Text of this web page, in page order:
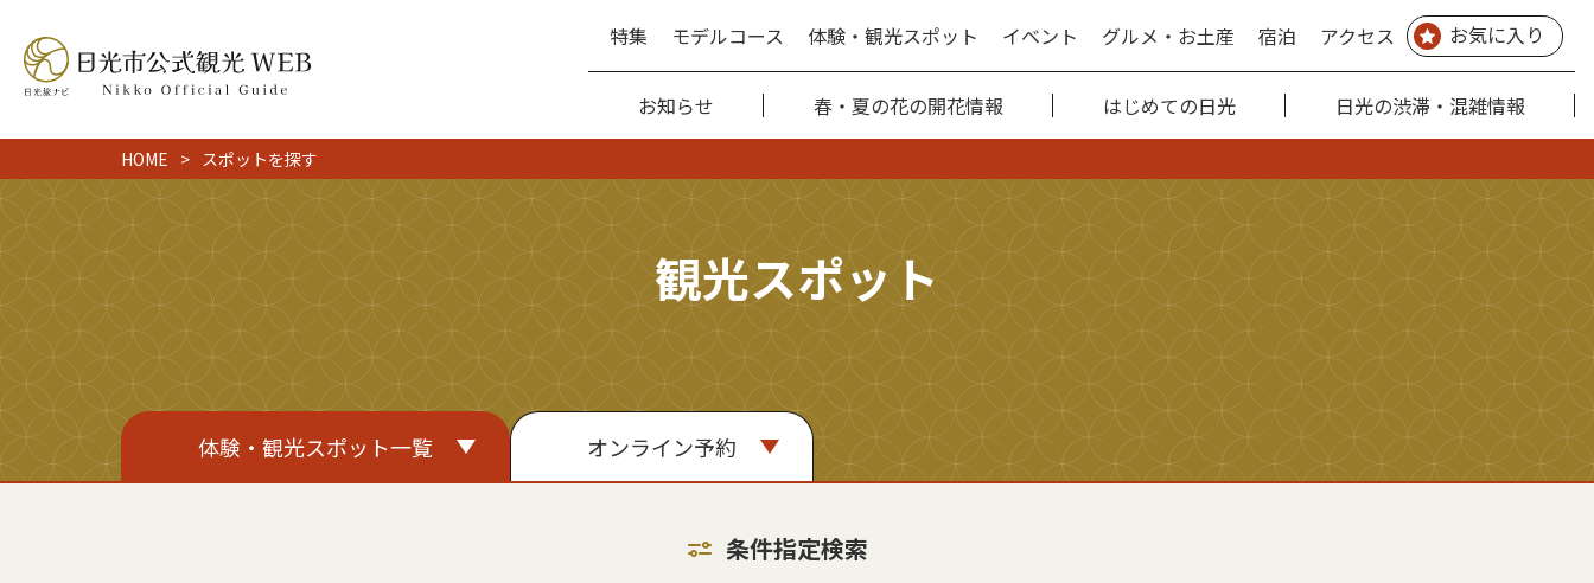
特集 モデルコース 体験・観光スポット イベント グルメ・お土産 宿泊 アクセス お気に入り
お知らせ 春・夏の花の開花情報 はじめての日光 日光の渋滞・混雑情報
HOME スポットを探す
観光スポット
体験・観光スポット一覧 オンライン予約
条件指定検索